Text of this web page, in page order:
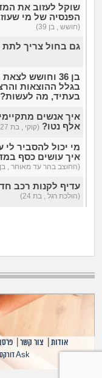
שוקל לעזוב את
הפנסיה של מי
(חושש , בן 39)
גם בחול צריך לתת
בן 36 וחושש
בגלל ההוצאות
בעתיד, מה לעשות?
איך אנשים
אלף נטו? (קוקי , בת 27)
מי יכול להסביר
איך עושים כסף
(החוצב בהר עד מאוחר , בן 34)
עדיף לקנות רכב
(הולכת רגל , בת 24)
אודות צור קשר |
Ask דורקס